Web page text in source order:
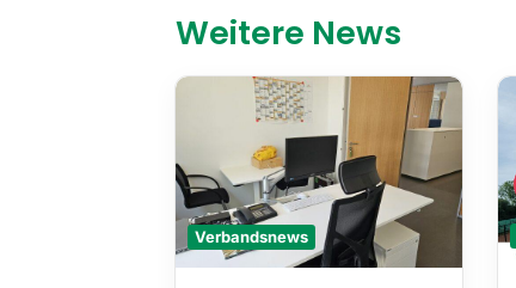
Weitere News
Verbandsnews